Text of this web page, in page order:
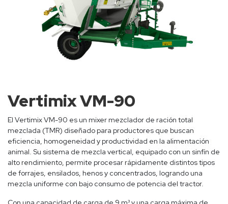
Vertimix VM-90
El Vertimix VM-90 es un mixer mezclador de ración total
mezclada (TMR) diseñado para productores que buscan
eficiencia, homogeneidad y productividad en la alimentación
animal. Su sistema de mezcla vertical, equipado con un sinfín de
alto rendimiento, permite procesar rápidamente distintos tipos
de forrajes, ensilados, henos y concentrados, logrando una
mezcla uniforme con bajo consumo de potencia del tractor.